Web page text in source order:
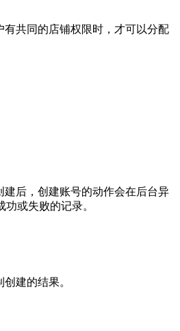
有共同的店铺权限时，才可以分配
建后，创建账号的动作会在后台异
或失败的记录。
建的结果。